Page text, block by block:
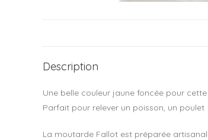
Description
Une belle couleur jaune foncée pour
Parfait pour relever un poisson, un poulet
La moutarde Fallot est préparée